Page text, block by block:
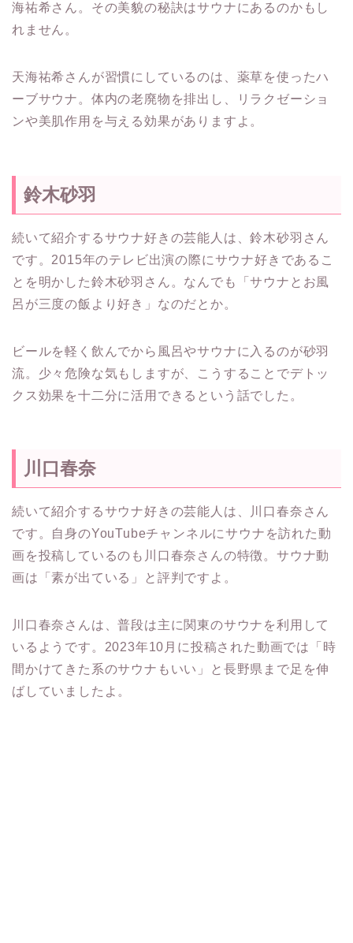
海祐希さん。その美貌の秘訣はサウナにあるのかもし
れません。
天海祐希さんが習慣にしているのは、薬草を使ったハ
ーブサウナ。体内の老廃物を排出し、リラクゼーショ
ンや美肌作用を与える効果がありますよ。
鈴木砂羽
続いて紹介するサウナ好きの芸能人は、鈴木砂羽さん
です。2015年のテレビ出演の際にサウナ好きであるこ
とを明かした鈴木砂羽さん。なんでも「サウナとお風
呂が三度の飯より好き」なのだとか。
ビールを軽く飲んでから風呂やサウナに入るのが砂羽
流。少々危険な気もしますが、こうすることでデトッ
クス効果を十二分に活用できるという話でした。
川口春奈
続いて紹介するサウナ好きの芸能人は、川口春奈さん
です。自身のYouTubeチャンネルにサウナを訪れた動
画を投稿しているのも川口春奈さんの特徴。サウナ動
画は「素が出ている」と評判ですよ。
川口春奈さんは、普段は主に関東のサウナを利用して
いるようです。2023年10月に投稿された動画では「時
間かけてきた系のサウナもいい」と長野県まで足を伸
ばしていましたよ。